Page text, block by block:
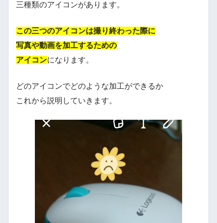
三種類のアイコンがあります。
この三つのアイコンは撮り終わった際に
写真や動画を加工するための
アイコンになります。
どのアイコンでどのような加工ができるか
これから説明していきます。